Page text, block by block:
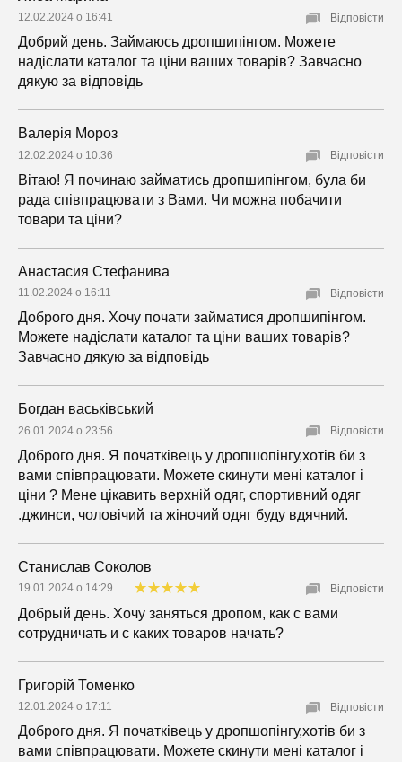
12.02.2024 о 16:41
Добрий день. Займаюсь дропшипінгом. Можете
надіслати каталог та ціни ваших товарів? Завчасно
дякую за відповідь
Відповісти
Валерія Мороз
12.02.2024 о 10:36
Вітаю! Я починаю займатись дропшипінгом, була би
рада співпрацювати з Вами. Чи можна побачити
товари та ціни?
Відповісти
Анастасия Стефанива
11.02.2024 о 16:11
Доброго дня. Хочу почати займатися дропшипінгом.
Можете надіслати каталог та ціни ваших товарів?
Завчасно дякую за відповідь
Відповісти
Богдан васьківський
26.01.2024 о 23:56
Доброго дня. Я початківець у дропшопінгу,хотів би з
вами співпрацювати. Можете скинути мені каталог і
ціни ? Мене цікавить верхній одяг, спортивний одяг
.джинси, чоловічий та жіночий одяг буду вдячний.
Відповісти
Станислав Соколов
19.01.2024 о 14:29
Добрый день. Хочу заняться дропом, как с вами
сотрудничать и с каких товаров начать?
Відповісти
Григорій Томенко
12.01.2024 о 17:11
Доброго дня. Я початківець у дропшопінгу,хотів би з
вами співпрацювати. Можете скинути мені каталог і
Відповісти